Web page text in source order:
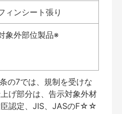
ィンシート張り
象外部位製品※
の7では、規制を受けな
げ部分は、告示対象外材
臣認定、JIS、JASのF☆☆